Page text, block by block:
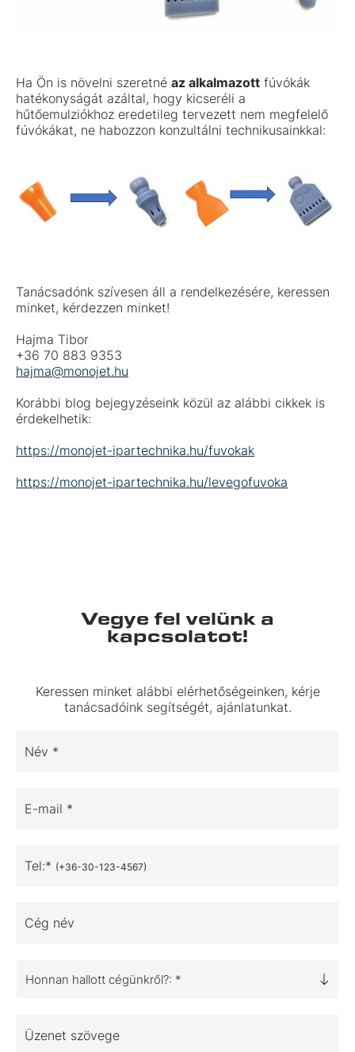
Ha Ön is növelni szeretné az alkalmazott fúvókák
hatékonyságát azáltal, hogy kicseréli a
hűtőemulziókhoz eredetileg tervezett nem megfelelő
fúvókákat, ne habozzon konzultálni technikusainkkal:
Tanácsadónk szívesen áll a rendelkezésére, keressen
minket, kérdezzen minket!
Hajma Tibor
+36 70 883 9353
hajma@monojet.hu
Korábbi blog bejegyzéseink közül az alábbi cikkek is
érdekelhetik:
https://monojet-ipartechnika.hu/fuvokak
https://monojet-ipartechnika.hu/levegofuvoka
Vegye fel velünk a
kapcsolatot!
Keressen minket alábbi elérhetőségeinken, kérje
tanácsadóink segítségét, ajánlatunkat.
Név *
E-mail *
Tel:* (+36-30-123-4567)
Cég név
Honnan hallott cégünkről?: *
Üzenet szövege